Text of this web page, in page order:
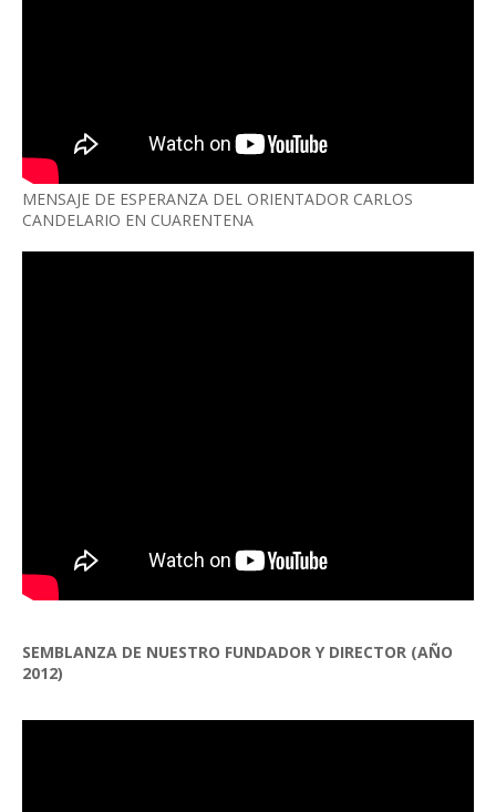
MENSAJE DE ESPERANZA DEL ORIENTADOR CARLOS
CANDELARIO EN CUARENTENA
SEMBLANZA DE NUESTRO FUNDADOR Y DIRECTOR (AÑO
2012)